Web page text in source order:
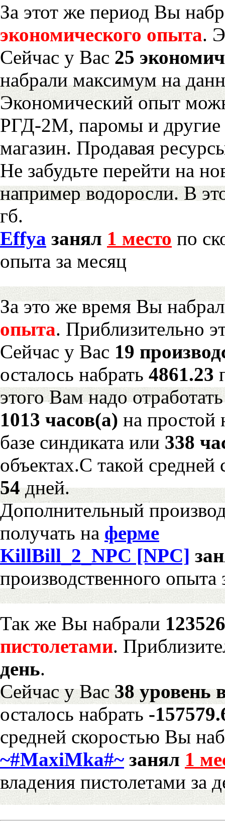
За этот же период Вы
экономического опыта.
Сейчас у Вас 25
набрали максимум на
Экономический опыт
РГД-2М, паромы и другие
магазин. Продавая
Не забудьте перейти на
например водоросли. В
гб.
Effya занял 1 место по
опыта за месяц
За это же время Вы
опыта. Приблизительно
Сейчас у Вас 19
осталось набрать 4861.23
этого Вам надо отработать
1013 часов(а) на
базе синдиката или 338
объектах.С такой
54дней.
Дополнительный
получать на ферме
KillBill_2_NPC [NPC]
производственного опыта
Так же Вы набрали
пистолетами.
день.
Сейчас у Вас38 уровень
осталось набрать -
средней скоростью Вы
~#MaxiMka#~ занял 1
владения пистолетами за